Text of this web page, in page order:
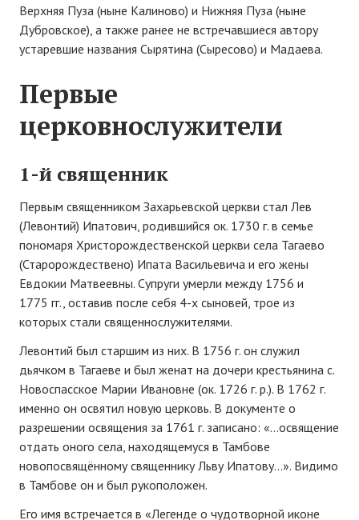
Верхняя Пуза (ныне Калиново) и Нижняя Пуза (ныне
Дубровское), а также ранее не встречавшиеся автору
устаревшие названия Сырятина (Сыресово) и Мадаева.
Первые
церковнослужители
1-й священник
Первым священником Захарьевской церкви стал Лев
(Левонтий) Ипатович, родившийся ок. 1730 г. в семье
пономаря Христорождественской церкви села Тагаево
(Старорождествено) Ипата Васильевича и его жены
Евдокии Матвеевны. Супруги умерли между 1756 и
1775 гг., оставив после себя 4-х сыновей, трое из
которых стали священнослужителями.
Левонтий был старшим из них. В 1756 г. он служил
дьячком в Тагаеве и был женат на дочери крестьянина с.
Новоспасское Марии Ивановне (ок. 1726 г. р.). В 1762 г.
именно он освятил новую церковь. В документе о
разрешении освящения за 1761 г. записано: «…освящение
отдать оного села, находящемуся в Тамбове
новопосвящённому священнику Льву Ипатову…». Видимо
в Тамбове он и был рукоположен.
Его имя встречается в «Легенде о чудотворной иконе